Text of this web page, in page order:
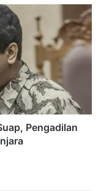
Pengadilan